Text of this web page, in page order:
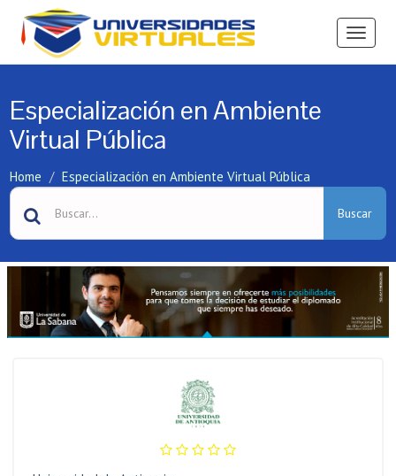
Ver
Especialización en Ambiente
Virtual Pública
Home Especialización en Ambiente Virtual Pública
Buscar